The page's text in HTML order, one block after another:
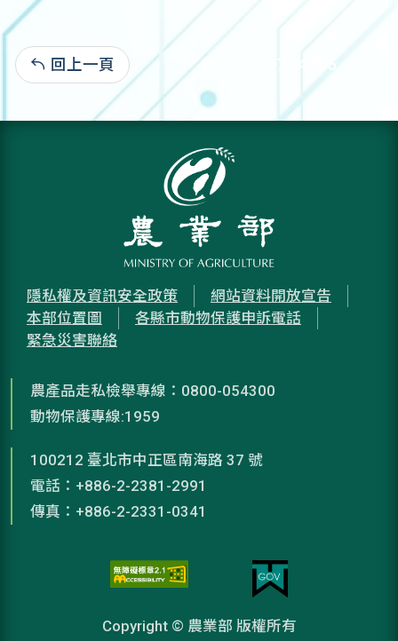
回上一頁 自112.07.07:14,405
隱私權及資訊安全政策
網站資料開放宣告
本部位置圖
各縣市動物保護申訴電話
緊急災害聯絡
農產品走私檢舉專線：0800-054300
動物保護專線:1959
100212 臺北市中正區南海路 37 號
電話：+886-2-2381-2991
傳真：+886-2-2331-0341
Copyright © 農業部 版權所有